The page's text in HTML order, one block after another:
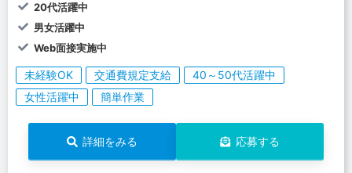
20代活躍中
男女活躍中
Web面接実施中
未経験OK 交通費規定支給
40～50代活躍中
女性活躍中
簡単作業
詳細をみる 応募する